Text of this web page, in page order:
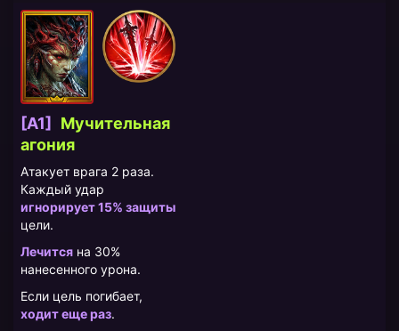
[A1]
Мучительная
агония
Атакует врага 2 раза.
Каждый удар
игнорирует 15% защиты
цели.
Лечится на 30%
нанесенного урона.
Если цель погибает,
ходит еще раз.